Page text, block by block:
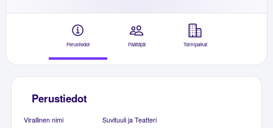
Perustiedot Päättäjät Toimipaikat
Perustiedot
Virallinen nimi
Suvituuli ja Teatteri